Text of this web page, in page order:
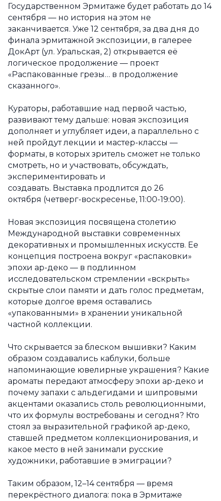
Государственном Эрмитаже будет работать до 14
сентября — но история на этом не
заканчивается. Уже 12 сентября, за два дня до
финала эрмитажной экспозиции, в галерее
ДокАрт (ул. Уральская, 2) открывается её
логическое продолжение — проект
«Распакованные грезы… в продолжение
сказанного».
Кураторы, работавшие над первой частью,
развивают тему дальше: новая экспозиция
дополняет и углубляет идеи, а параллельно с
ней пройдут лекции и мастер-классы —
форматы, в которых зритель сможет не только
смотреть, но и участвовать, обсуждать,
экспериментировать и
создавать. Выставка продлится до 26
октября (четверг-воскресенье, 11:00-19:00).
Новая экспозиция посвящена столетию
Международной выставки современных
декоративных и промышленных искусств. Ее
концепция построена вокруг «распаковки»
эпохи ар-деко — в подлинном
исследовательском стремлении «вскрыть»
скрытые слои памяти и дать голос предметам,
которые долгое время оставались
«упакованными» в хранении уникальной
частной коллекции.
Что скрывается за блеском вышивки? Каким
образом создавались каблуки, больше
напоминающие ювелирные украшения? Какие
ароматы передают атмосферу эпохи ар-деко и
почему запахи с альдегидами и шипровыми
акцентами оказались столь революционными,
что их формулы востребованы и сегодня? Кто
стоял за выразительной графикой ар-деко,
ставшей предметом коллекционирования, и
какое место в ней занимали русские
художники, работавшие в эмиграции?
Таким образом, 12–14 сентября — время
перекрёстного диалога: пока в Эрмитаже